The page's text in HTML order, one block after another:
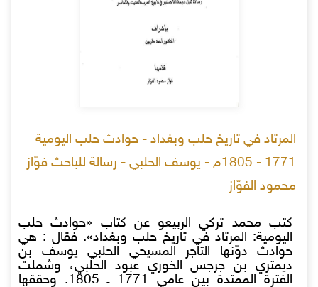
المرتاد في تاريخ حلب وبغداد - حوادث حلب اليومية
1771 - 1805م - يوسف الحلبي - رسالة للباحث فوّاز
محمود الفوّاز
كتب محمد تركي الربيعو عن كتاب «حوادث حلب
اليومية: المرتاد في تاريخ حلب وبغداد». فقال : هي
حوادث دوّنها التاجر المسيحي الحلبي يوسف بن
ديمتري بن جرجس الخوري عبود الحلبي، وشملت
الفترة الممتدة بين عامي 1771 ـ 1805. وحققها